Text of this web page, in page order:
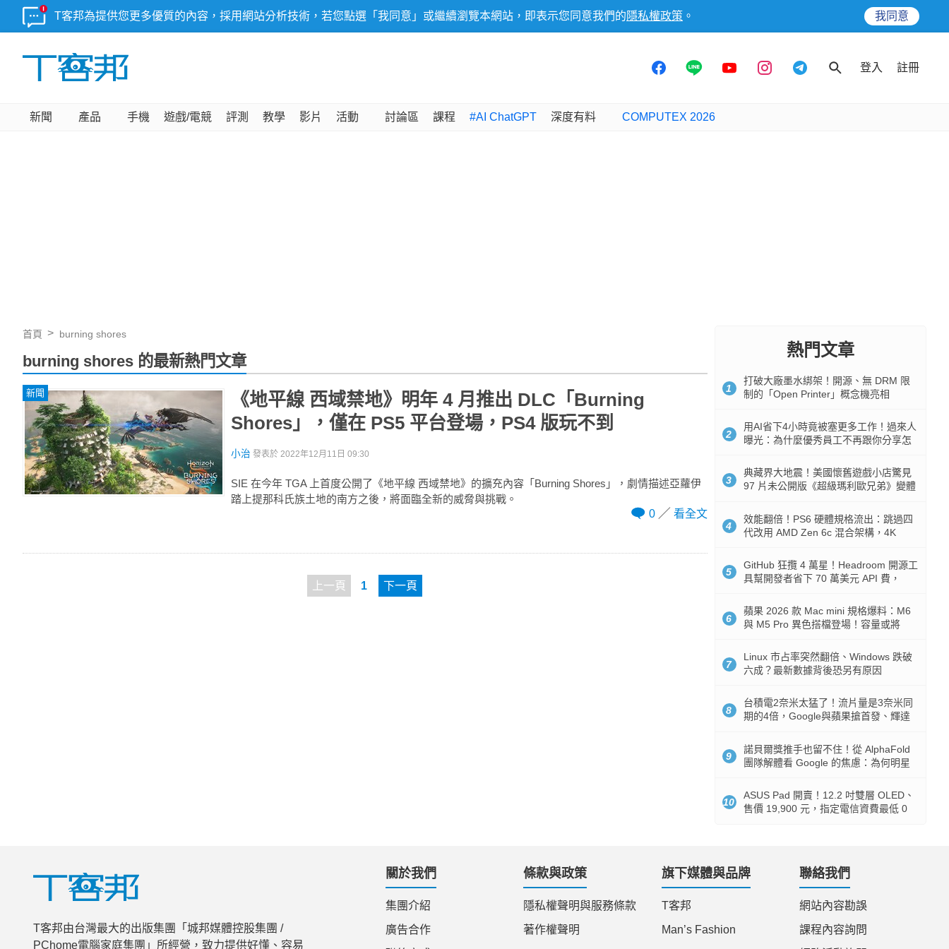
T客邦為提供您更多優質的內容，採用網站分析技術，若您點選「我同意」或繼續瀏覽本網站，即表示您同意我們的 隱私權政策 。 我同意
登入 註冊
新聞 產品 手機 遊戲/電競 評測 教學 影片 活動 討論區 課程 #AI ChatGPT 深度有料 COMPUTEX 2026
首頁 burning shores
burning shores 的最新熱門文章
新聞
《地平線 西域禁地》明年 4 月推出 DLC「Burning
Shores」，僅在 PS5 平台登場，PS4 版玩不到
小治 發表於 2022年12月11日 09:30
SIE 在今年 TGA 上首度公開了《地平線 西域禁地》的擴充內容「Burning Shores」，劇情描述亞蘿伊
踏上提那科氏族土地的南方之後，將面臨全新的威脅與挑戰。
0
看全文
上一頁 1 下一頁
熱門文章
1
打破大廠墨水綁架！開源、無 DRM 限
制的「Open Printer」概念機亮相
2
用AI省下4小時竟被塞更多工作！過來人
曝光：為什麼優秀員工不再跟你分享怎
3
典藏界大地震！美國懷舊遊戲小店驚見
97 片未公開版《超級瑪利歐兄弟》變體
4
效能翻倍！PS6 硬體規格流出：跳過四
代改用 AMD Zen 6c 混合架構，4K
5
GitHub 狂攬 4 萬星！Headroom 開源工
具幫開發者省下 70 萬美元 API 費，
6
蘋果 2026 款 Mac mini 規格爆料：M6
與 M5 Pro 異色搭檔登場！容量或將
7
Linux 市占率突然翻倍、Windows 跌破
六成？最新數據背後恐另有原因
8
台積電2奈米太猛了！流片量是3奈米同
期的4倍，Google與蘋果搶首發、輝達
9
諾貝爾獎推手也留不住！從 AlphaFold
團隊解體看 Google 的焦慮：為何明星
10
ASUS Pad 開賣！12.2 吋雙層 OLED、
售價 19,900 元，指定電信資費最低 0
T客邦由台灣最大的出版集團「城邦媒體控股集團 /
PChome電腦家庭集團」所經營，致力提供好懂、容易
關於我們
集團介紹
廣告合作
條款與政策
隱私權聲明與服務條款
著作權聲明
旗下媒體與品牌
T客邦
Man’s Fashion
聯絡我們
網站內容勘誤
課程內容詢問